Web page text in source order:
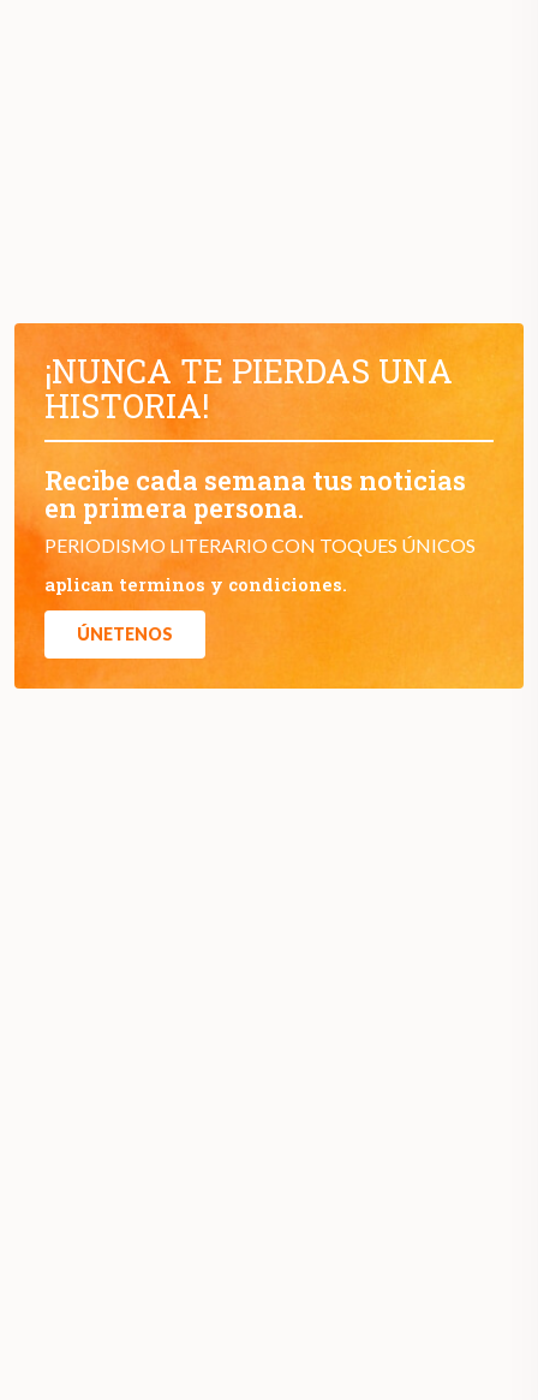
¡NUNCA TE PIERDAS UNA
HISTORIA!
Recibe cada semana tus noticias
en primera persona.
PERIODISMO LITERARIO CON TOQUES ÚNICOS
aplican terminos y condiciones.
ÚNETENOS